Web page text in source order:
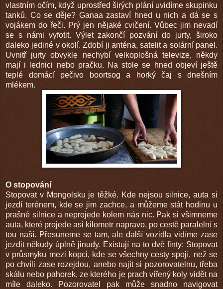
vlastním očím, když uprostřed širých plání uvidíme skupinku
tanků. Co se děje? Ganaa zastaví hned u nich a dá se s
vojákem do řeči. Prý jen nějaké cvičení. Vůbec jim nevadí
se s námi vyfotit. Výlet zakončí pozvání do jurty, široko
daleko jediné v okolí. Zdobí ji anténa, satelit a solární panel.
Uvnitř jurty obvykle nechybí velkoplošná televize, někdy
mají i lednici nebo pračku. Na stole se hned objeví ještě
teplé domácí pečivo boortsog a horký čaj s dnešním
mlékem.
O stopování
Stopovat v Mongolsku je těžké. Kde nejsou silnice, auta si
jezdí terénem, kde se jim zachce, a můžeme stát hodinu u
prašné silnice a neprojede kolem nás nic. Pak si všimneme
auta, které projede asi kilometr napravo, po cestě paralelní s
tou naší. Přesuneme se tam, ale další vozidla vidíme zase
jezdit někudy úplně jinudy. Existují na to dvě finty: Stopovat
v průsmyku mezi kopci, kde se všechny cesty spojí, než se
po chvíli zase rozejdou, anebo najít si pozorovatelnu, třeba
skálu nebo pahorek, ze kterého je prach vířený koly vidět na
míle daleko. Pozorovatel pak může snadno navigovat